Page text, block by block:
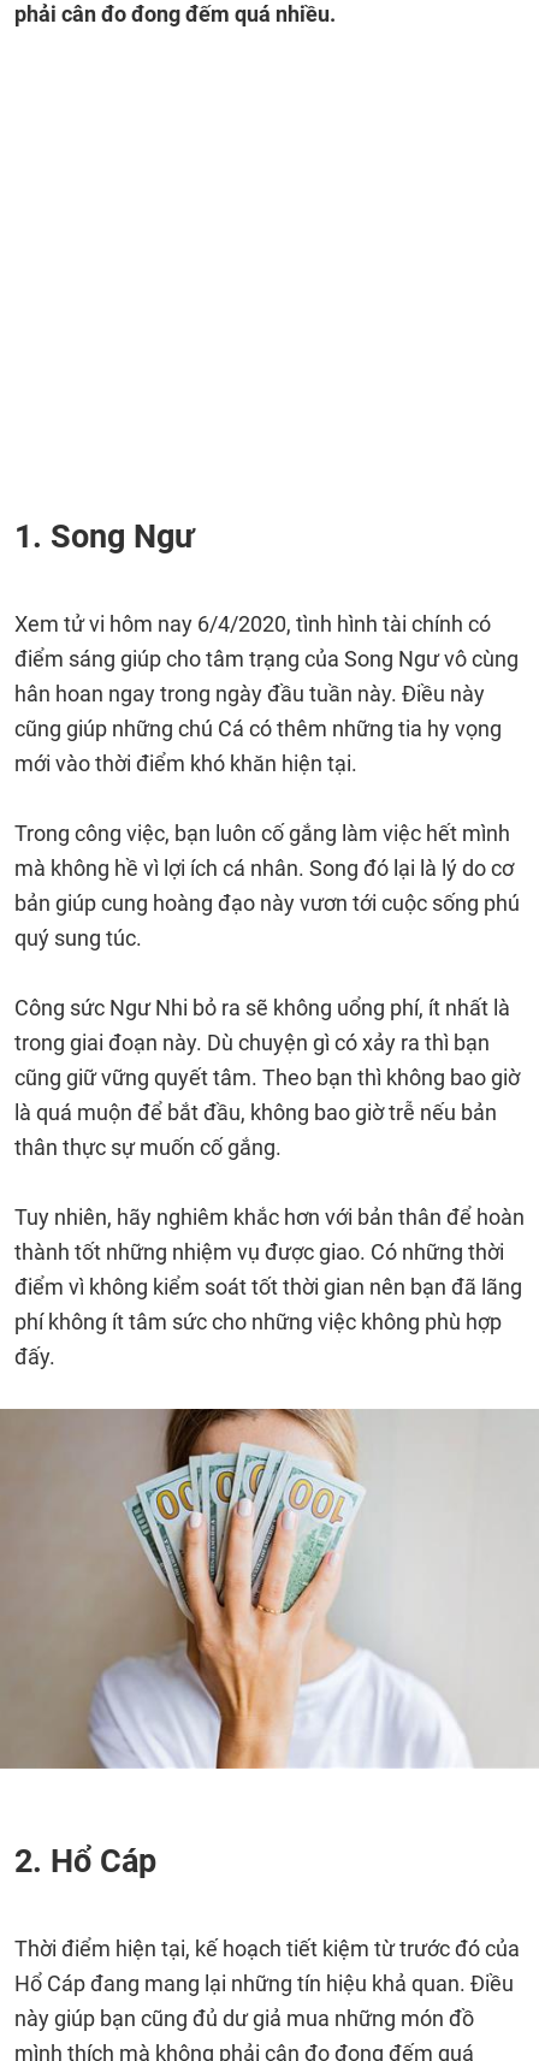
phải cân đo đong đếm quá nhiều.
1. Song Ngư
Xem tử vi hôm nay 6/4/2020, tình hình tài chính có
điểm sáng giúp cho tâm trạng của Song Ngư vô cùng
hân hoan ngay trong ngày đầu tuần này. Điều này
cũng giúp những chú Cá có thêm những tia hy vọng
mới vào thời điểm khó khăn hiện tại.
Trong công việc, bạn luôn cố gắng làm việc hết mình
mà không hề vì lợi ích cá nhân. Song đó lại là lý do cơ
bản giúp cung hoàng đạo này vươn tới cuộc sống phú
quý sung túc.
Công sức Ngư Nhi bỏ ra sẽ không uổng phí, ít nhất là
trong giai đoạn này. Dù chuyện gì có xảy ra thì bạn
cũng giữ vững quyết tâm. Theo bạn thì không bao giờ
là quá muộn để bắt đầu, không bao giờ trễ nếu bản
thân thực sự muốn cố gắng.
Tuy nhiên, hãy nghiêm khắc hơn với bản thân để hoàn
thành tốt những nhiệm vụ được giao. Có những thời
điểm vì không kiểm soát tốt thời gian nên bạn đã lãng
phí không ít tâm sức cho những việc không phù hợp
đấy.
2. Hổ Cáp
Thời điểm hiện tại, kế hoạch tiết kiệm từ trước đó của
Hổ Cáp đang mang lại những tín hiệu khả quan. Điều
này giúp bạn cũng đủ dư giả mua những món đồ
mình thích mà không phải cân đo đong đếm quá